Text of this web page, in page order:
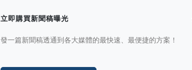
立即購買新聞稿曝光
發一篇新聞稿透通到各大媒體的最快速、最便捷的方案！